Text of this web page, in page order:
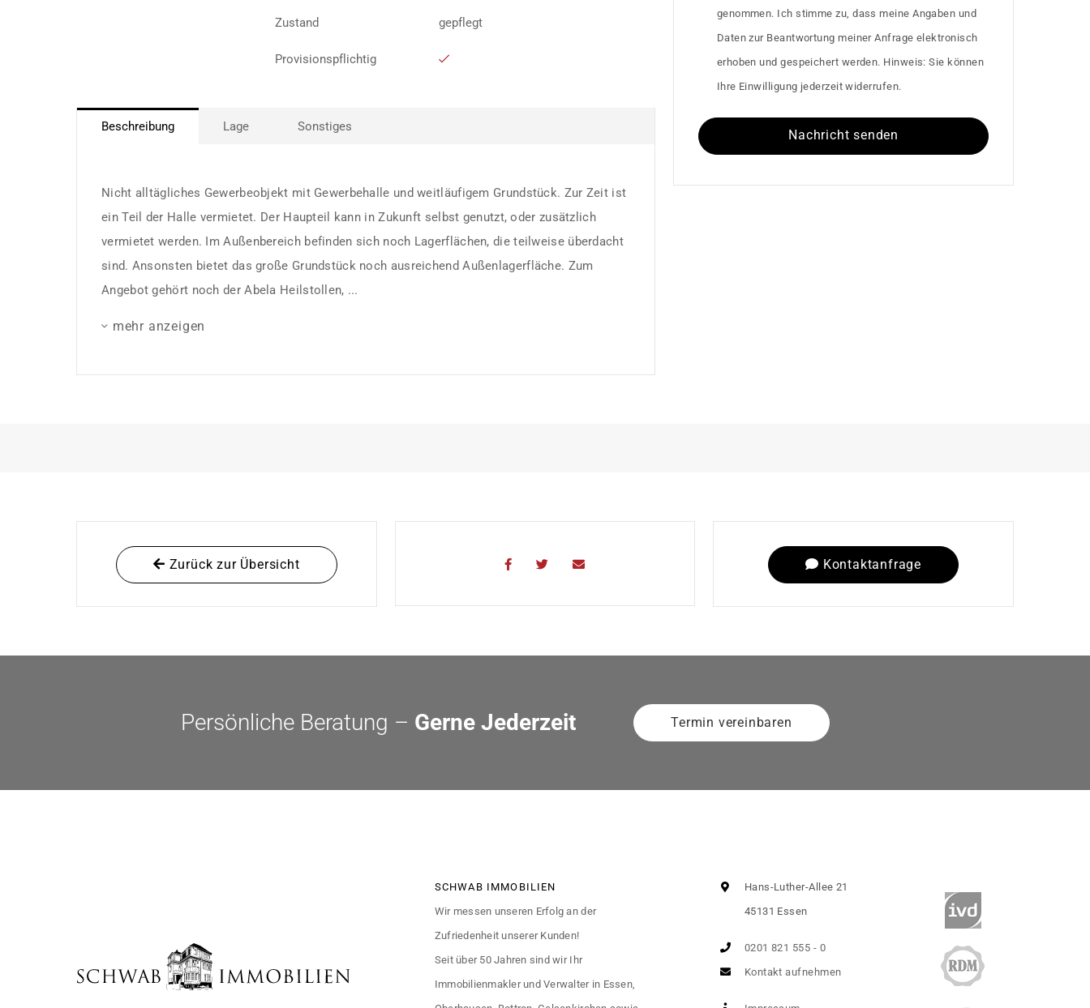
Zustand gepflegt
Provisionspflichtig
Beschreibung Lage Sonstiges
Nicht alltägliches Gewerbeobjekt mit Gewerbehalle und weitläufigem Grundstück. Zur Zeit ist
ein Teil der Halle vermietet. Der Haupteil kann in Zukunft selbst genutzt, oder zusätzlich
vermietet werden. Im Außenbereich befinden sich noch Lagerflächen, die teilweise überdacht
sind. Ansonsten bietet das große Grundstück noch ausreichend Außenlagerfläche. Zum
Angebot gehört noch der Abela Heilstollen, ...
mehr anzeigen
genommen. Ich stimme zu, dass meine Angaben und
Daten zur Beantwortung meiner Anfrage elektronisch
erhoben und gespeichert werden. Hinweis: Sie können
Ihre Einwilligung jederzeit widerrufen.
Nachricht senden
Kontaktanfrage
Zurück zur Übersicht
Persönliche Beratung – Gerne Jederzeit Termin vereinbaren
SCHWAB IMMOBILIEN
Wir messen unseren Erfolg an der
Zufriedenheit unserer Kunden!
Seit über 50 Jahren sind wir Ihr
Immobilienmakler und Verwalter in Essen,
Hans-Luther-Allee 21
45131 Essen
0201 821 555 - 0
Kontakt aufnehmen